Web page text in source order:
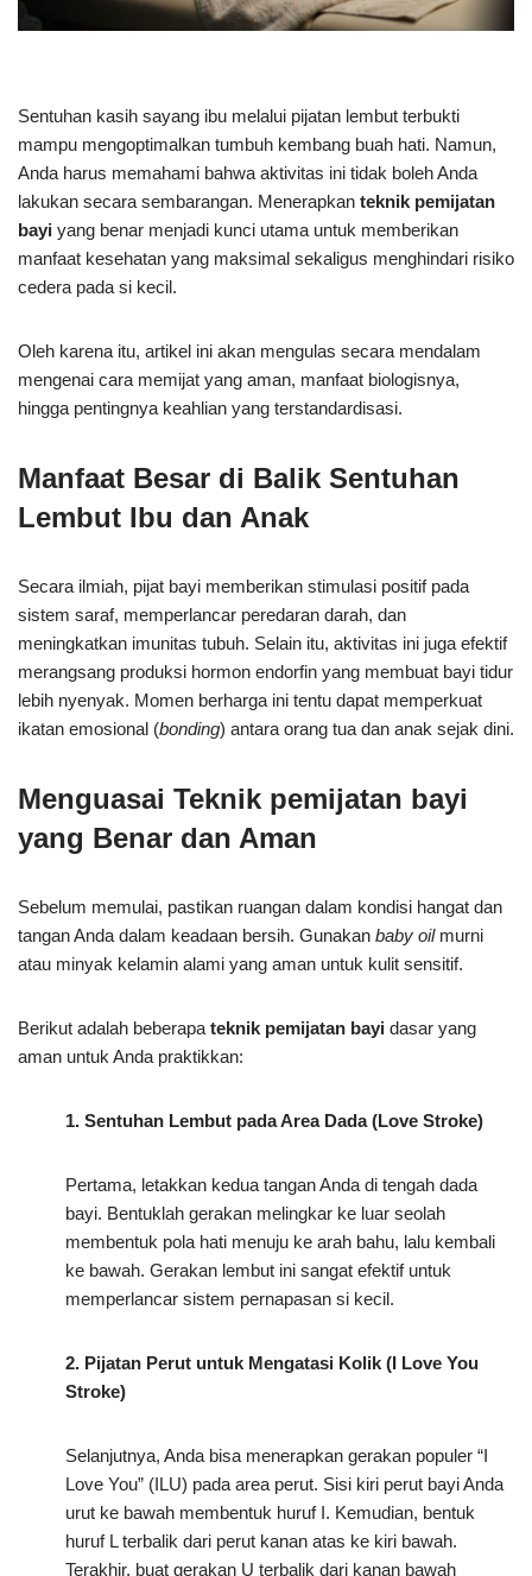
Sentuhan kasih sayang ibu melalui pijatan lembut terbukti
mampu mengoptimalkan tumbuh kembang buah hati. Namun,
Anda harus memahami bahwa aktivitas ini tidak boleh Anda
lakukan secara sembarangan. Menerapkan teknik pemijatan
bayi yang benar menjadi kunci utama untuk memberikan
manfaat kesehatan yang maksimal sekaligus menghindari risiko
cedera pada si kecil.
Oleh karena itu, artikel ini akan mengulas secara mendalam
mengenai cara memijat yang aman, manfaat biologisnya,
hingga pentingnya keahlian yang terstandardisasi.
Manfaat Besar di Balik Sentuhan
Lembut Ibu dan Anak
Secara ilmiah, pijat bayi memberikan stimulasi positif pada
sistem saraf, memperlancar peredaran darah, dan
meningkatkan imunitas tubuh. Selain itu, aktivitas ini juga efektif
merangsang produksi hormon endorfin yang membuat bayi tidur
lebih nyenyak. Momen berharga ini tentu dapat memperkuat
ikatan emosional (bonding) antara orang tua dan anak sejak dini.
Menguasai Teknik pemijatan bayi
yang Benar dan Aman
Sebelum memulai, pastikan ruangan dalam kondisi hangat dan
tangan Anda dalam keadaan bersih. Gunakan baby oilmurni
atau minyak kelamin alami yang aman untuk kulit sensitif.
Berikut adalah beberapa teknik pemijatan bayi dasar yang
aman untuk Anda praktikkan:
1. Sentuhan Lembut pada Area Dada (Love Stroke)
Pertama, letakkan kedua tangan Anda di tengah dada
bayi. Bentuklah gerakan melingkar ke luar seolah
membentuk pola hati menuju ke arah bahu, lalu kembali
ke bawah. Gerakan lembut ini sangat efektif untuk
memperlancar sistem pernapasan si kecil.
2. Pijatan Perut untuk Mengatasi Kolik (I Love You
Stroke)
Selanjutnya, Anda bisa menerapkan gerakan populer “I
Love You” (ILU) pada area perut. Sisi kiri perut bayi Anda
urut ke bawah membentuk huruf I. Kemudian, bentuk
huruf L terbalik dari perut kanan atas ke kiri bawah.
Terakhir, buat gerakan U terbalik dari kanan bawah